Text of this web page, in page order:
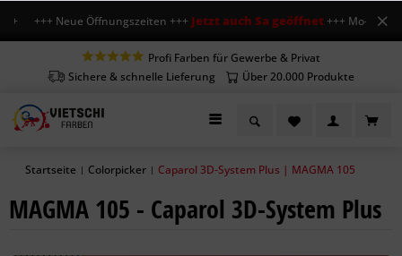
+++ Neue Öffnungszeiten +++Jetzt auch Sa geöffnet+++ Mo-Fr 7-18
Profi Farben für Gewerbe & Privat
Sichere & schnelle Lieferung
Über 20.000 Produkte
Startseite | Colorpicker | Caparol 3D-System Plus | MAGMA 105
MAGMA 105 - Caparol 3D-System Plus